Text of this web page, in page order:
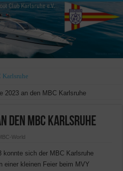
2023 an den MBC Karlsruhe
den MBC Karlsruhe
World
konnte sich der MBC Karlsruhe
einer kleinen Feier beim MVY